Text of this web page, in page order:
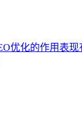
优化的作用表现